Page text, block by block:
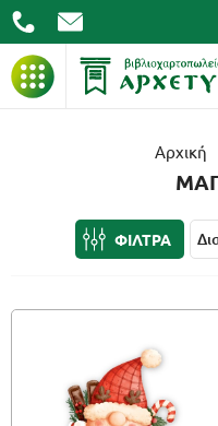
ΣΧΟΛΙΚΑ
ΤΕΧΝΟΛΟΓΙΑ
Αρχική
ΦΙΛΤΡΑ